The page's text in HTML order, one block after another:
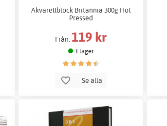
Akvarellblock Britannia 300g Hot
Pressed
Från: 119 kr
I lager
Se alla